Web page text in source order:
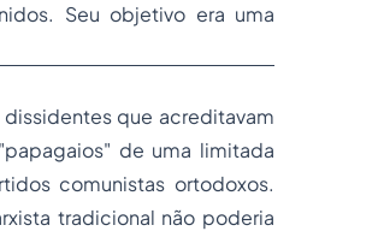
Seu objetivo era uma
que acreditavam
de uma limitada
comunistas ortodoxos.
tradicional não poderia